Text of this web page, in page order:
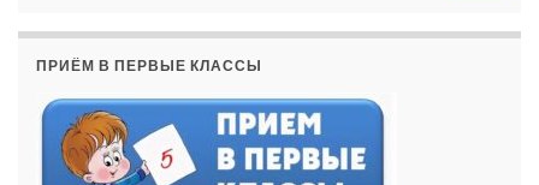
ПРИЁМ В ПЕРВЫЕ КЛАССЫ